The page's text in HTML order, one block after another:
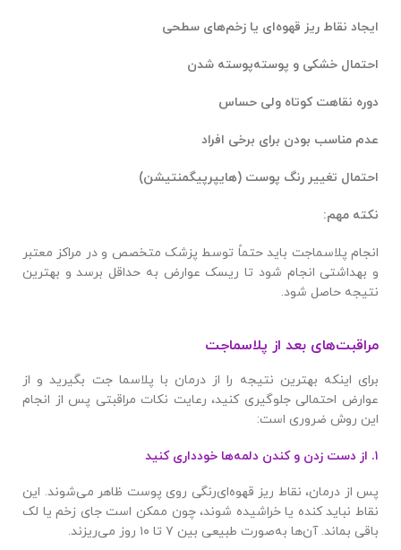
ایجاد نقاط ریز قهوه‌ای یا زخم‌های سطحی
احتمال خشکی و پوسته‌پوسته شدن
دوره نقاهت کوتاه ولی حساس
عدم مناسب بودن برای برخی افراد
احتمال تغییر رنگ پوست (هایپرپیگمنتیشن)
نکته مهم:
انجام پلاسماجت باید حتماً توسط پزشک متخصص و در مراکز معتبر
و بهداشتی انجام شود تا ریسک عوارض به حداقل برسد و بهترین
نتیجه حاصل شود.
مراقبت‌های بعد از پلاسماجت
برای اینکه بهترین نتیجه را از درمان با پلاسما جت بگیرید و از
عوارض احتمالی جلوگیری کنید، رعایت نکات مراقبتی پس از انجام
این روش ضروری است:
۱. از دست زدن و کندن دلمه‌ها خودداری کنید
پس از درمان، نقاط ریز قهوه‌ای‌رنگی روی پوست ظاهر می‌شوند. این
نقاط نباید کنده یا خراشیده شوند، چون ممکن است جای زخم یا لک
باقی بماند. آن‌ها به‌صورت طبیعی بین ۷ تا ۱۰ روز می‌ریزند.